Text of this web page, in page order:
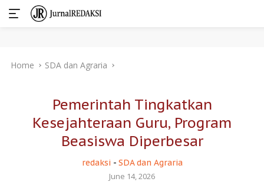
Home SDA dan Agraria
Pemerintah Tingkatkan
Kesejahteraan Guru, Program
Beasiswa Diperbesar
redaksi - SDA dan Agraria
June 14, 2026